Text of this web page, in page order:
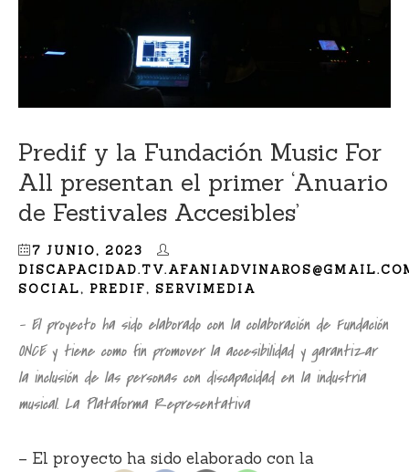
Predif y la Fundación Music For
All presentan el primer ‘Anuario
de Festivales Accesibles’
7 JUNIO, 2023
SOCIAL, PREDIF, SERVIMEDIA
– El proyecto ha sido elaborado con la colaboración de Fundación
ONCE y tiene como fin promover la accesibilidad y garantizar
la inclusión de las personas con discapacidad en la industria
musical. La Plataforma Representativa
– El proyecto ha sido elaborado con la